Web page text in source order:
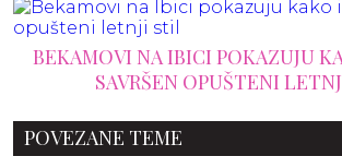
BEKAMOVI NA IBICI POKAZUJU
SAVRŠEN OPUŠTENI
POVEZANE TEME